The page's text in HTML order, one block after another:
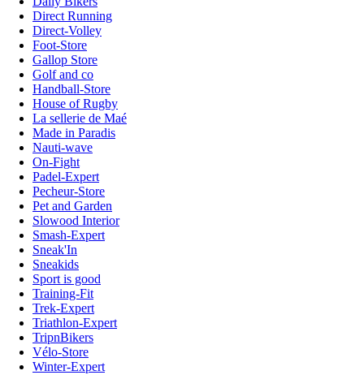
Direct Running
Direct-Volley
Foot-Store
Gallop Store
Golf and co
Handball-Store
House of Rugby
La sellerie de Maé
Made in Paradis
Nauti-wave
On-Fight
Padel-Expert
Pecheur-Store
Pet and Garden
Slowood Interior
Smash-Expert
Sneak'In
Sneakids
Sport is good
Training-Fit
Trek-Expert
Triathlon-Expert
TripnBikers
Vélo-Store
Winter-Expert